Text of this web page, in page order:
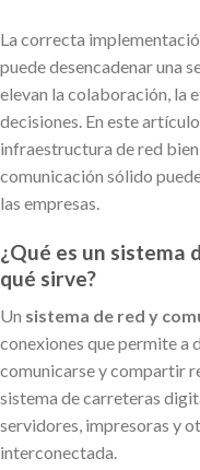
La correcta
puede desencadenar una
elevan la colaboración, la
decisiones. En este
infraestructura de red
comunicación sólido
las empresas.
¿Qué es un sistema
qué sirve?
Un sistema de red y
conexiones que permite
comunicarse y compartir
sistema de carreteras
servidores, impresoras y
interconectada.